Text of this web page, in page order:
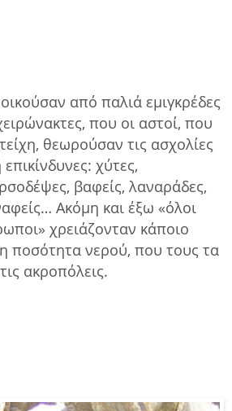
από παλιά εμιγκρέδες
που οι αστοί, που
θεωρούσαν τις ασχολίες
χύτες,
βαφείς, λαναράδες,
Ακόμη και έξω «όλοι
χρειάζονταν κάποιο
ποσότητα νερού, που τους τα
ακροπόλεις.